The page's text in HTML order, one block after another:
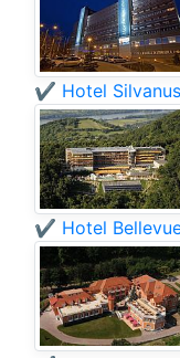
✔️ Hotel
✔️ Hotel